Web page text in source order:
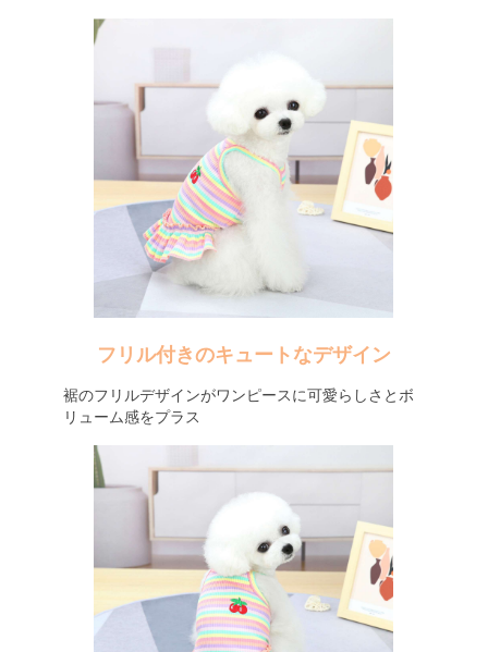
フリル付きのキュートなデザイン
裾のフリルデザインがワンピースに可愛らしさとボ
リューム感をプラス